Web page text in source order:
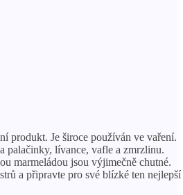
produkt. Je široce používán ve vaření.
palačinky, lívance, vafle a zmrzlinu.
marmeládou jsou výjimečně chutné.
a připravte pro své blízké ten nejlepší